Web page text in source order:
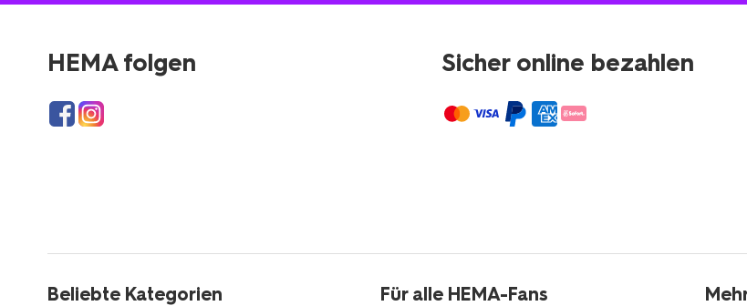
HEMA folgen Sicher online bezahlen
Beliebte Kategorien Für alle HEMA-Fans